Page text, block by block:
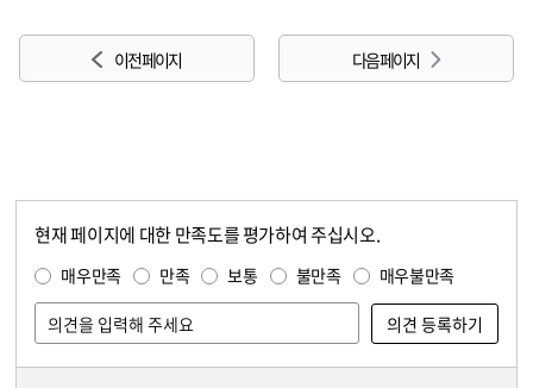
이전 페이지 다음 페이지
현재 페이지에 대한 만족도를 평가하여 주십시오.
매우만족 만족 보통 불만족 매우불만족